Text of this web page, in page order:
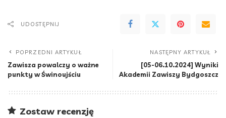
UDOSTĘPNIJ
POPRZEDNI ARTYKUŁ
Zawisza powalczy o ważne
punkty w Świnoujściu
NASTĘPNY ARTYKUŁ
[05-06.10.2024] Wyniki
Akademii Zawiszy Bydgoszcz
Zostaw recenzję